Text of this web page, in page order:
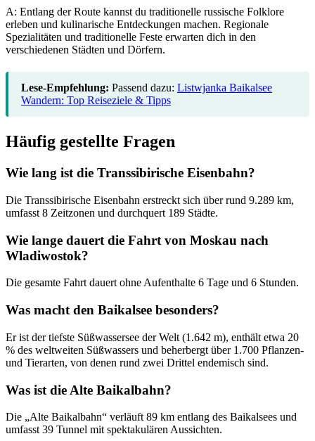
A: Entlang der Route kannst du traditionelle russische Folklore
erleben und kulinarische Entdeckungen machen. Regionale
Spezialitäten und traditionelle Feste erwarten dich in den
verschiedenen Städten und Dörfern.
Lese-Empfehlung: Passend dazu: Listwjanka Baikalsee
Wandern: Top Reiseziele & Tipps
Häufig gestellte Fragen
Wie lang ist die Transsibirische Eisenbahn?
Die Transsibirische Eisenbahn erstreckt sich über rund 9.289 km,
umfasst 8 Zeitzonen und durchquert 189 Städte.
Wie lange dauert die Fahrt von Moskau nach
Wladiwostok?
Die gesamte Fahrt dauert ohne Aufenthalte 6 Tage und 6 Stunden.
Was macht den Baikalsee besonders?
Er ist der tiefste Süßwassersee der Welt (1.642 m), enthält etwa 20
% des weltweiten Süßwassers und beherbergt über 1.700 Pflanzen-
und Tierarten, von denen rund zwei Drittel endemisch sind.
Was ist die Alte Baikalbahn?
Die „Alte Baikalbahn“ verläuft 89 km entlang des Baikalsees und
umfasst 39 Tunnel mit spektakulären Aussichten.